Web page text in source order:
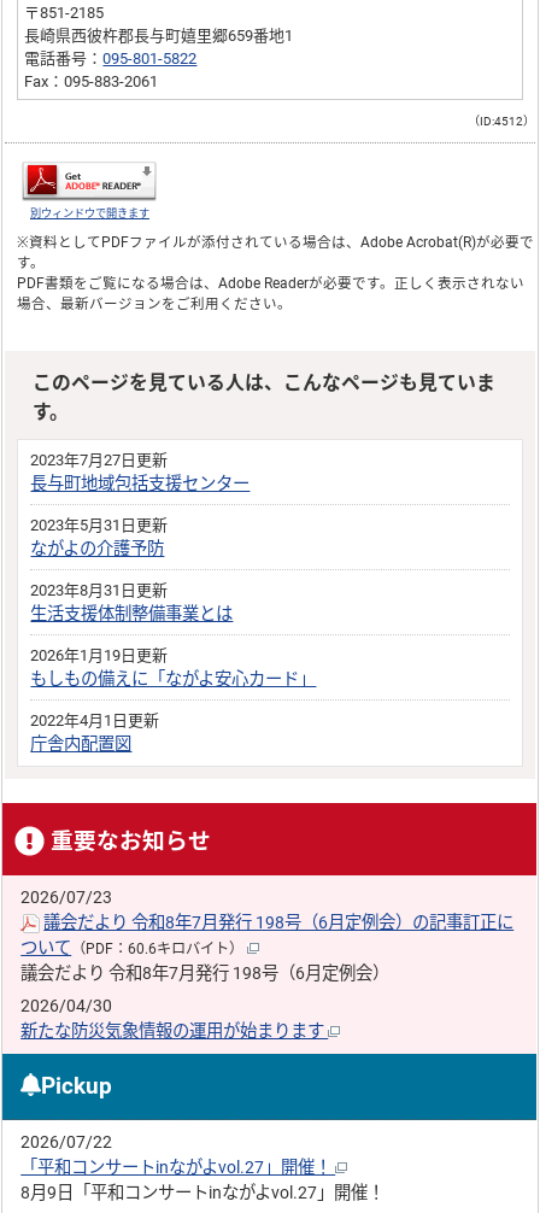
〒851-2185
長崎県西彼杵郡長与町嬉里郷659番地1
電話番号：095-801-5822
Fax：095-883-2061
（ID:4512）
別ウィンドウで開きます
※資料としてPDFファイルが添付されている場合は、Adobe Acrobat(R)が必要で
す。
PDF書類をご覧になる場合は、Adobe Readerが必要です。正しく表示されない
場合、最新バージョンをご利用ください。
このページを見ている人は、こんなページも見ていま
す。
2023年7月27日更新
長与町地域包括支援センター
2023年5月31日更新
ながよの介護予防
2023年8月31日更新
生活支援体制整備事業とは
2026年1月19日更新
もしもの備えに「ながよ安心カード」
2022年4月1日更新
庁舎内配置図
重要なお知らせ
2026/07/23
議会だより 令和8年7月発行 198号（6月定例会）の記事訂正に
ついて （PDF：60.6キロバイト）
議会だより 令和8年7月発行 198号（6月定例会）
2026/04/30
新たな防災気象情報の運用が始まります
Pickup
2026/07/22
「平和コンサートinながよvol.27」開催！
8月9日「平和コンサートinながよvol.27」開催！